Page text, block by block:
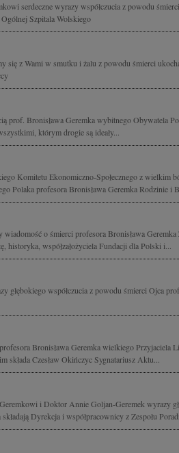
serdeczne wyrazy współczucia z powodu
Szpitala Wolskiego
się z Wami w smutku i żalu z powodu śmierci
prof. Bronisława Geremka wybitnego Obywatela
którym drogie są ideały...
Komitetu Ekonomiczno-Społecznego z wielkim
Polaka profesora Bronisława Geremka Rodzinie i
wiadomość o śmierci profesora Bronisława
historyka, współzałożyciela Fundacji dla Polski i...
głębokiego współczucia z powodu śmierci Ojca
Bronisława Geremka wielkiego Przyjaciela
składa Czesław Okińczyc Sygnatariusz Aktu...
i Doktor Annie Goljan-Geremek wyrazy
Dyrekcja i współpracownicy z Zespołu